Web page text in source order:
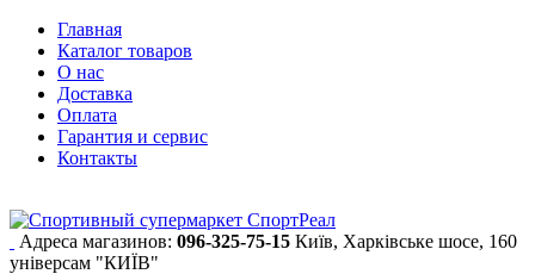
Главная
Каталог товаров
О нас
Доставка
Оплата
Гарантия и сервис
Контакты
Адреса магазинов: 096-325-75-15 Київ, Харківське шосе, 160
універсам "КИЇВ"